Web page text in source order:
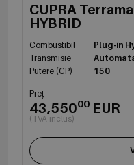
CUPRA
HYBRID
Combustibil
Plug-in
Transmisie
Putere (CP)
150
Preț
43,55000 EUR
(TVA inclus)